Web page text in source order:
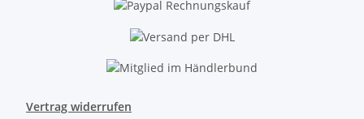
Vertrag widerrufen